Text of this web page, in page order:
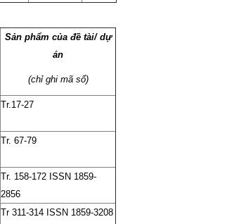
Sản phẩm của đề tài/ dự
án
(chỉ ghi mã số)
Tr.17-27
Tr. 67-79
Tr. 158-172 ISSN 1859-
2856
Tr 311-314 ISSN 1859-3208